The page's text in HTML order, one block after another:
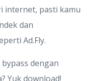
internet, pasti kamu
dan
Ad.Fly.
dengan
Yuk download!